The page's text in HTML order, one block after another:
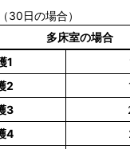
30日の場合）
多床室の場合
1
2
3
4